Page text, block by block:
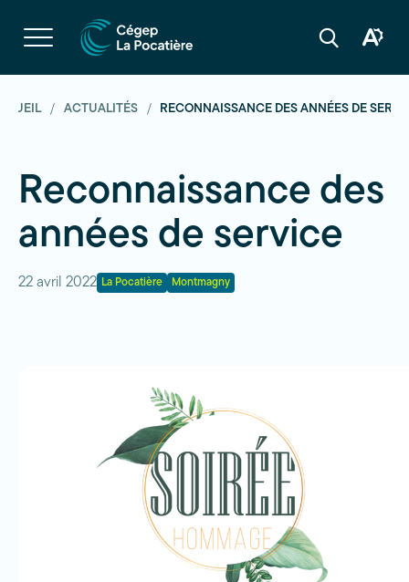
Ouvrir
la
navigation
Ouvrir
recherche
Ouvrir
ACTUALITÉS RECONNAISSANCE DES ANNÉES DE
Reconnaissance des
années de service
22 avril 2022 La Pocatière Montmagny